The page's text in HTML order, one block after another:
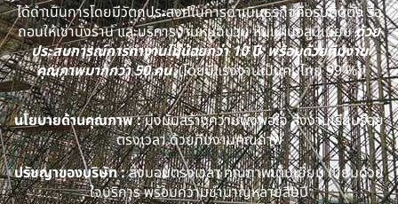
ได้ดำเนินการโดยมีวัตถุประสงค์ในการดำเนินธุรกิจคือรับติดตั้ง รื้อ
ถอนให้เช่านั่งร้าน และบริการงานหุ้มฉนวน หุ้มแผ่นอลูมิเนียมด้วย
ประสบการณ์การทำงานไม่น้อยกว่า 10 ปี พร้อมด้วยทีมงาน
คุณภาพมากกว่า 50 คน(โดยมีแรงงานเป็นคนไทย 99 %)
นโยบายด้านคุณภาพ :มุ่งมั่นสร้างความพึงพอใจ ส่งงานเรียบร้อย
ตรงเวลา ด้วยทีมงานคุณภาพ
ปรัชญาของบริษัท :ส่งมอบตรงเวลา คุณภาพเต็มเยี่ยม เปี่ยมด้วย
ใจบริการ พร้อมความชำนาญหลายสิบปี